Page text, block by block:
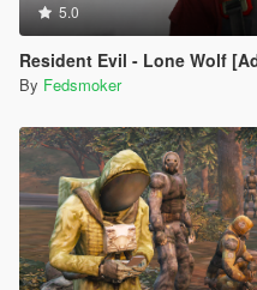
5.0
Resident Evil - Lone Wolf
By Fedsmoker